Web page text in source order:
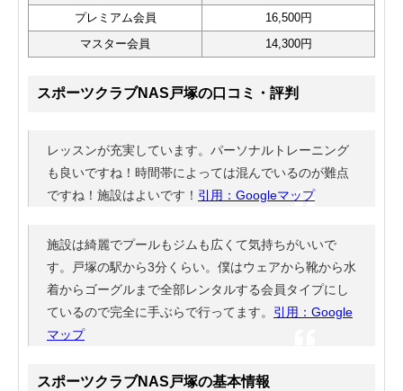
プレミアム会員
16,500円
マスター会員
14,300円
スポーツクラブNAS戸塚の口コミ・評判
レッスンが充実しています。パーソナルトレーニング
も良いですね！時間帯によっては混んでいるのが難点
ですね！施設はよいです！ 引用：Googleマップ
施設は綺麗でプールもジムも広くて気持ちがいいで
す。戸塚の駅から3分くらい。僕はウェアから靴から水
着からゴーグルまで全部レンタルする会員タイプにし
ているので完全に手ぶらで行ってます。 引用：Google
マップ
スポーツクラブNAS戸塚の基本情報